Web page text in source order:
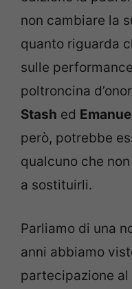
non cambiare la
quanto riguarda
sulle
poltroncina
Stash ed
però, potrebbe
qualcuno che
a sostituirli.
Parliamo di una
anni abbiamo
partecipazione al